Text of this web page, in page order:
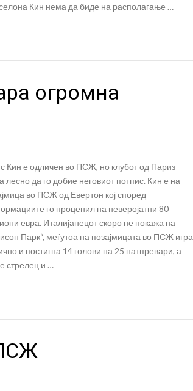
Кин нема да биде на располагање …
огромна
Кин е одличен во ПСЖ, но клубот од Париз
лесно да го добие неговиот потпис. Кин е на
во ПСЖ од Евертон кој според
го проценил на неверојатни 80
евра. Италијанецот скоро не покажа на
Парк“, меѓутоа на позајмицата во ПСЖ игра
и постигна 14 голови на 25 натпревари, а
стрелец и …